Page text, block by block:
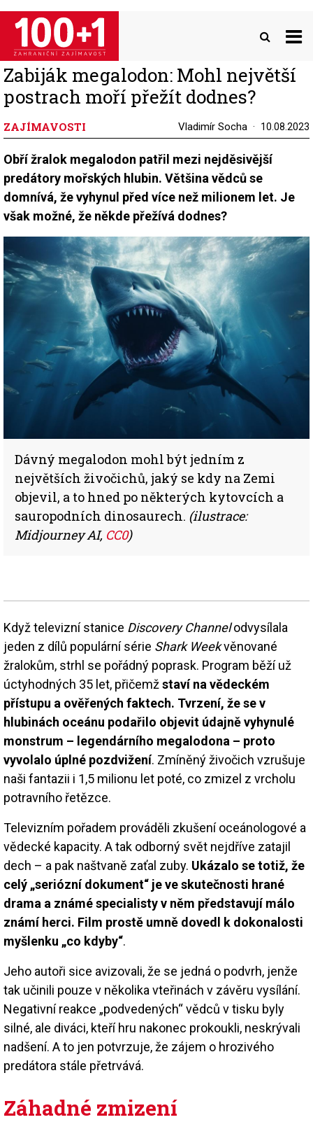
Přejít
hlavnímu
obsahu
Zabiják megalodon: Mohl největší
postrach moří přežít dodnes?
ZAJÍMAVOSTI Vladimír Socha 10.08.2023
Obří žralok megalodon patřil mezi nejděsivější
predátory mořských hlubin. Většina vědců se
domnívá, že vyhynul před více než milionem let. Je
však možné, že někde přežívá dodnes?
Dávný megalodon mohl být jedním z
největších živočichů, jaký se kdy na Zemi
objevil, a to hned po některých kytovcích a
sauropodních dinosaurech. (ilustrace:
Midjourney AI, CC0)
Když televizní stanice Discovery Channelodvysílala
jeden z dílů populární série Shark Weekvěnované
žralokům, strhl se pořádný poprask. Program běží už
úctyhodných 35 let, přičemžstaví na vědeckém
přístupu a ověřených faktech. Tvrzení, že se v
hlubinách oceánu podařilo objevit údajně vyhynulé
monstrum – legendárního megalodona – proto
vyvolalo úplné pozdvižení. Zmíněný živočich vzrušuje
naši fantazii i 1,5 milionu let poté, co zmizel z vrcholu
potravního řetězce.
Televizním pořadem prováděli zkušení oceánologové a
vědecké kapacity. A tak odborný svět nejdříve zatajil
dech – a pak naštvaně zaťal zuby. Ukázalo se totiž, že
celý „seriózní dokument“ je ve skutečnosti hrané
drama a známé specialisty v něm představují málo
známí herci. Film prostě umně dovedl k dokonalosti
myšlenku „co kdyby“.
Jeho autoři sice avizovali, že se jedná o podvrh, jenže
tak učinili pouze v několika vteřinách v závěru vysílání.
Negativní reakce „podvedených“ vědců v tisku byly
silné, ale diváci, kteří hru nakonec prokoukli, neskrývali
nadšení. A to jen potvrzuje, že zájem o hrozivého
predátora stále přetrvává.
Záhadné zmizení